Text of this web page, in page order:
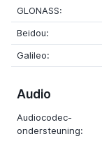
GLONASS:
Beidou:
Galileo:
Audio
Audiocodec-
ondersteuning: